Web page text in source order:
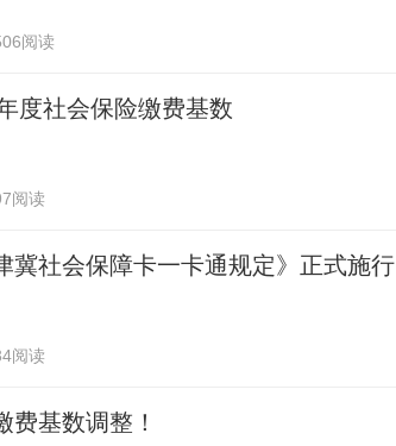
阅读
度社会保险缴费基数
阅读
冀社会保障卡一卡通规定》正式施行
阅读
费基数调整！